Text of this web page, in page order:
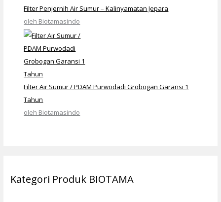
Filter Penjernih Air Sumur – Kalinyamatan Jepara
oleh Biotamasindo
Filter Air Sumur / PDAM Purwodadi Grobogan Garansi 1
Tahun
oleh Biotamasindo
Kategori Produk BIOTAMA